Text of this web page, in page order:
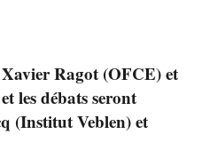
Ragot (OFCE) et
les débats seront
(Institut Veblen) et